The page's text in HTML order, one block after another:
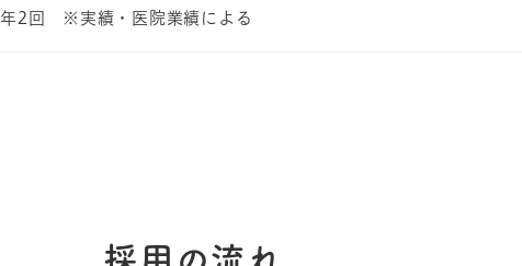
年2回 ※実績・医院業績による